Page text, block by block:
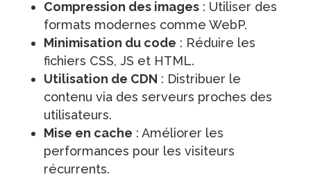
Compression des images: Utiliser des
formats modernes comme WebP.
Minimisation du code : Réduire les
fichiers CSS, JS et HTML.
Utilisation de CDN : Distribuer le
contenu via des serveurs proches des
utilisateurs.
Mise en cache : Améliorer les
performances pour les visiteurs
récurrents.